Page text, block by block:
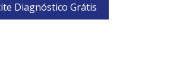
Diagnóstico Grátis